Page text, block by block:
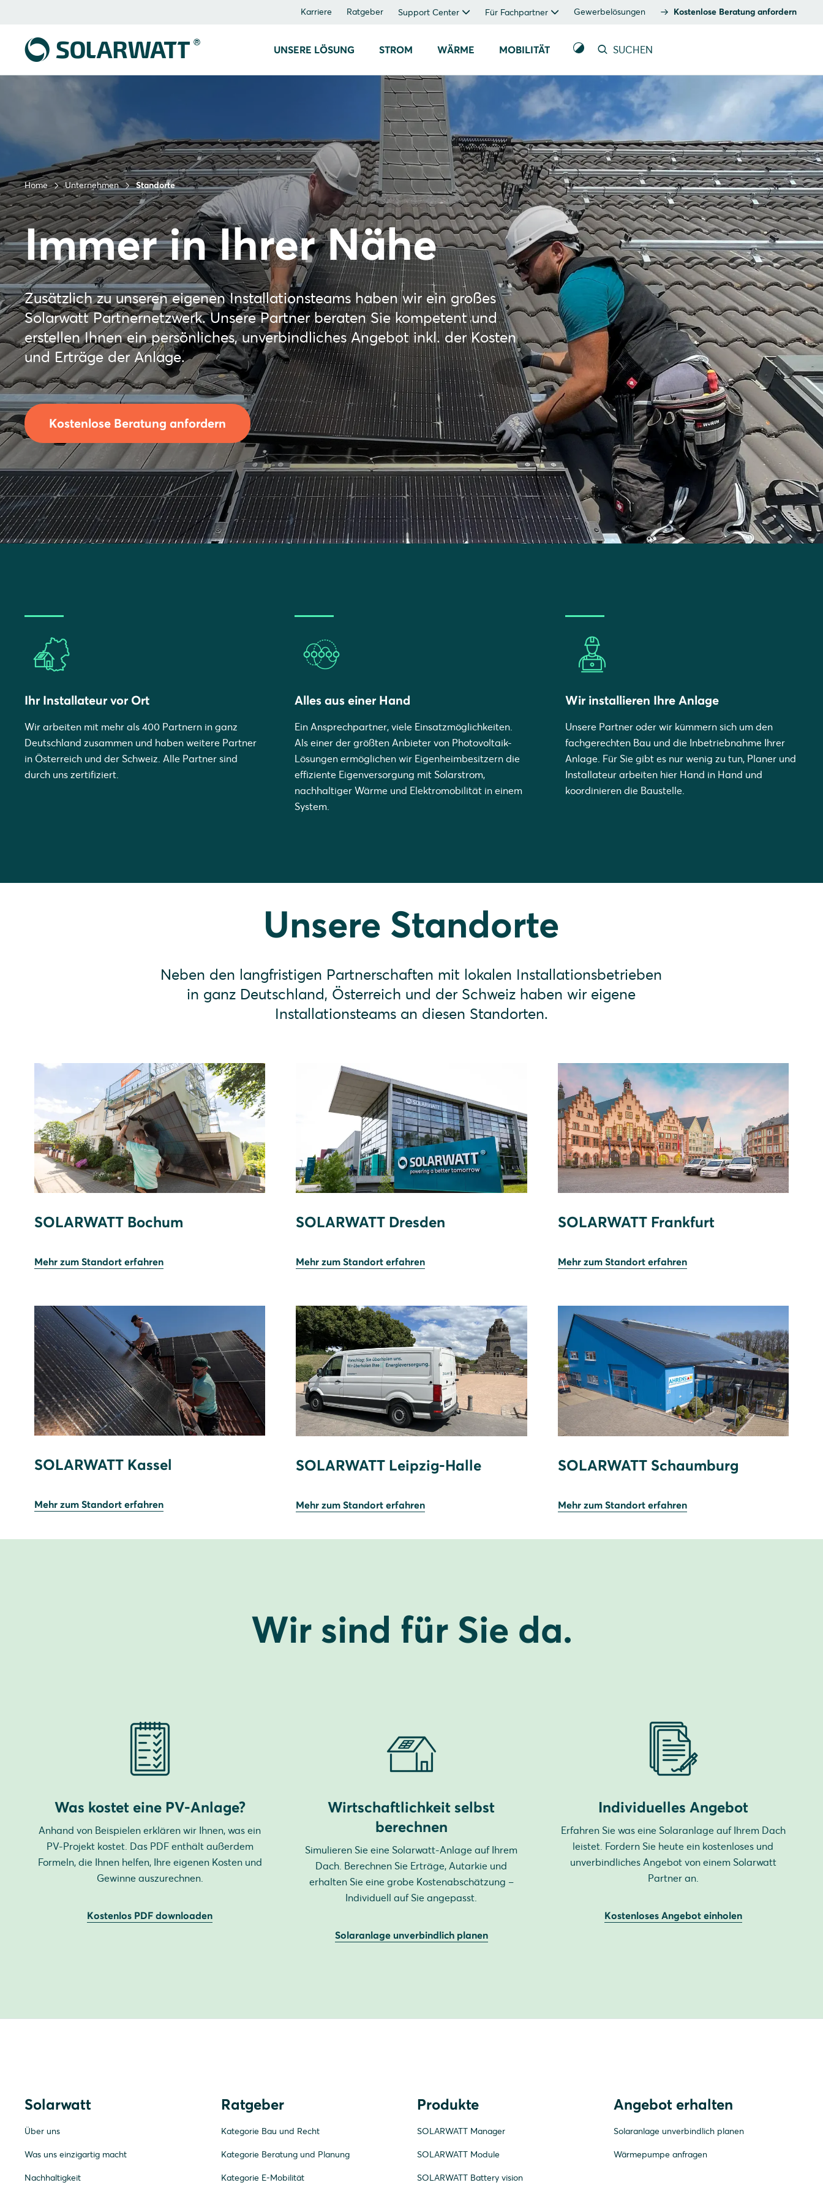
Karriere Ratgeber Support Center Für Fachpartner Gewerbelösungen Kostenlose Beratung anfordern
UNSERE LÖSUNG STROM WÄRME MOBILITÄT SUCHEN
Home Unternehmen Standorte
Immer in Ihrer Nähe
Zusätzlich zu unseren eigenen Installationsteams haben wir ein großes
Solarwatt Partnernetzwerk. Unsere Partner beraten Sie kompetent und
erstellen Ihnen ein persönliches, unverbindliches Angebot inkl. der Kosten
und Erträge der Anlage.
Kostenlose Beratung anfordern
Ihr Installateur vor Ort
Wir arbeiten mit mehr als 400 Partnern in ganz
Deutschland zusammen und haben weitere Partner
in Österreich und der Schweiz. Alle Partner sind
durch uns zertifiziert.
Alles aus einer Hand
Ein Ansprechpartner, viele Einsatzmöglichkeiten.
Als einer der größten Anbieter von Photovoltaik-
Lösungen ermöglichen wir Eigenheimbesitzern die
effiziente Eigenversorgung mit Solarstrom,
nachhaltiger Wärme und Elektromobilität in einem
System.
Wir installieren Ihre Anlage
Unsere Partner oder wir kümmern sich um den
fachgerechten Bau und die Inbetriebnahme Ihrer
Anlage. Für Sie gibt es nur wenig zu tun, Planer und
Installateur arbeiten hier Hand in Hand und
koordinieren die Baustelle.
Unsere Standorte
Neben den langfristigen Partnerschaften mit lokalen Installationsbetrieben
in ganz Deutschland, Österreich und der Schweiz haben wir eigene
Installationsteams an diesen Standorten.
SOLARWATT Bochum
Mehr zum Standort erfahren
SOLARWATT Dresden
Mehr zum Standort erfahren
SOLARWATT Frankfurt
Mehr zum Standort erfahren
SOLARWATT Kassel
Mehr zum Standort erfahren
SOLARWATT Leipzig-Halle
Mehr zum Standort erfahren
SOLARWATT Schaumburg
Mehr zum Standort erfahren
Wir sind für Sie da.
Was kostet eine PV-Anlage?
Anhand von Beispielen erklären wir Ihnen, was ein
PV-Projekt kostet. Das PDF enthält außerdem
Formeln, die Ihnen helfen, Ihre eigenen Kosten und
Gewinne auszurechnen.
Kostenlos PDF downloaden
Wirtschaftlichkeit selbst
berechnen
Simulieren Sie eine Solarwatt-Anlage auf Ihrem
Dach. Berechnen Sie Erträge, Autarkie und
erhalten Sie eine grobe Kostenabschätzung –
Individuell auf Sie angepasst.
Solaranlage unverbindlich planen
Individuelles Angebot
Erfahren Sie was eine Solaranlage auf Ihrem Dach
leistet. Fordern Sie heute ein kostenloses und
unverbindliches Angebot von einem Solarwatt
Partner an.
Kostenloses Angebot einholen
Solarwatt
Über uns
Was uns einzigartig macht
Nachhaltigkeit
Ratgeber
Kategorie Bau und Recht
Kategorie Beratung und Planung
Kategorie E-Mobilität
Produkte
SOLARWATT Manager
SOLARWATT Module
SOLARWATT Battery vision
Angebot erhalten
Solaranlage unverbindlich planen
Wärmepumpe anfragen